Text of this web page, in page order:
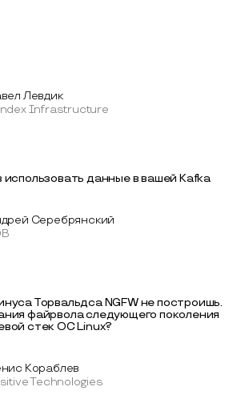
Левдик
Infrastructure
использовать данные в вашей Kafka
Серебрянский
Торвальдса NGFW не построишь.
файрвола следующего поколения
стек ОС Linux?
Кораблев
Technologies